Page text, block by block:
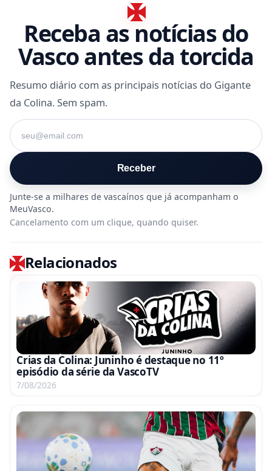
Receba as notícias do
Vasco antes da torcida
Resumo diário com as principais notícias do Gigante
da Colina. Sem spam.
Seu e-mail
Receber
Cancelamento com um clique, quando quiser.
Relacionados
Crias da Colina: Juninho é destaque no 11º
episódio da série da VascoTV
7/08/2026